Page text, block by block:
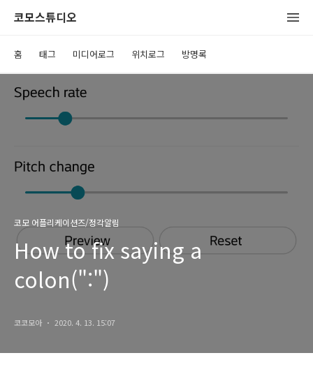
코모스튜디오
홈 태그 미디어로그 위치로그 방명록
코모 어플리케이션즈/정각알림
How to fix saying a
colon(":")
코코모아 2020. 4. 13. 15:07